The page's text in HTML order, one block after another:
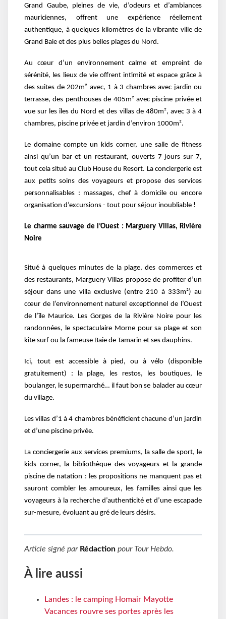
Grand Gaube, pleines de vie, d’odeurs et d’ambiances
mauriciennes, offrent une expérience réellement
authentique, à quelques kilomètres de la vibrante ville de
Grand Baie et des plus belles plages du Nord.
Au cœur d’un environnement calme et empreint de
sérénité, les lieux de vie offrent intimité et espace grâce à
des suites de 202m² avec, 1 à 3 chambres avec jardin ou
terrasse, des penthouses de 405m² avec piscine privée et
vue sur les îles du Nord et des villas de 480m², avec 3 à 4
chambres, piscine privée et jardin d’environ 1000m².
Le domaine compte un kids corner, une salle de fitness
ainsi qu’un bar et un restaurant, ouverts 7 jours sur 7,
tout cela situé au Club House du Resort. La conciergerie est
aux petits soins des voyageurs et propose des services
personnalisables : massages, chef à domicile ou encore
organisation d’excursions - tout pour séjour inoubliable !
Le charme sauvage de l’Ouest : Marguery Villas, Rivière
Noire
Situé à quelques minutes de la plage, des commerces et
des restaurants, Marguery Villas propose de profiter d’un
séjour dans une villa exclusive (entre 210 à 333m²) au
cœur de l’environnement naturel exceptionnel de l’Ouest
de l’île Maurice. Les Gorges de la Rivière Noire pour les
randonnées, le spectaculaire Morne pour sa plage et son
kite surf ou la fameuse Baie de Tamarin et ses dauphins.
Ici, tout est accessible à pied, ou à vélo (disponible
gratuitement) : la plage, les restos, les boutiques, le
boulanger, le supermarché… il faut bon se balader au cœur
du village.
Les villas d’1 à 4 chambres bénéficient chacune d’un jardin
et d’une piscine privée.
La conciergerie aux services premiums, la salle de sport, le
kids corner, la bibliothèque des voyageurs et la grande
piscine de natation : les propositions ne manquent pas et
sauront combler les amoureux, les familles ainsi que les
voyageurs à la recherche d’authenticité et d’une escapade
sur-mesure, évoluant au gré de leurs désirs.
Article signé par Rédaction pour Tour Hebdo.
À lire aussi
Landes : le camping Homair Mayotte
Vacances rouvre ses portes après les